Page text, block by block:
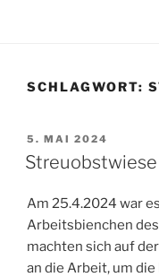
SCHLAGWORT:
VERÖFFENTLICHT
AM
5. MAI 2024
Streuobstwiese
Am 25.4.2024 war
Arbeitsbienchen
machten sich auf
an die Arbeit, um